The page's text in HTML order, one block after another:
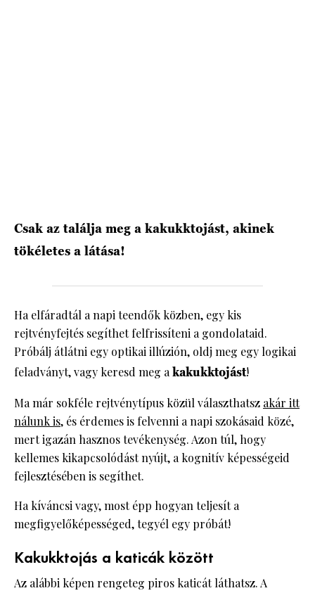
Csak az találja meg a kakukktojást, akinek
tökéletes a látása!
Ha elfáradtál a napi teendők közben, egy kis
rejtvényfejtés segíthet felfrissíteni a gondolataid.
Próbálj átlátni egy optikai illúzión, oldj meg egy logikai
feladványt, vagy keresd meg akakukktojást!
Ma már sokféle rejtvénytípus közül választhatsz akár itt
nálunk is, és érdemes is felvenni a napi szokásaid közé,
mert igazán hasznos tevékenység. Azon túl, hogy
kellemes kikapcsolódást nyújt, a kognitív képességeid
fejlesztésében is segíthet.
Ha kíváncsi vagy, most épp hogyan teljesít a
megfigyelőképességed, tegyél egy próbát!
Kakukktojás a katicák között
Az alábbi képen rengeteg piros katicát láthatsz. A